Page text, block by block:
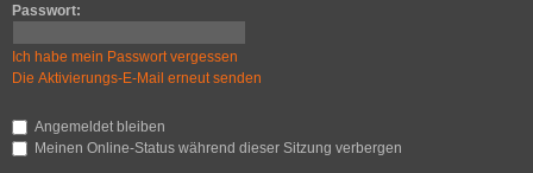
Passwort:
Ich habe mein Passwort vergessen
Die Aktivierungs-E-Mail erneut senden
Angemeldet bleiben
Meinen Online-Status während dieser Sitzung verbergen